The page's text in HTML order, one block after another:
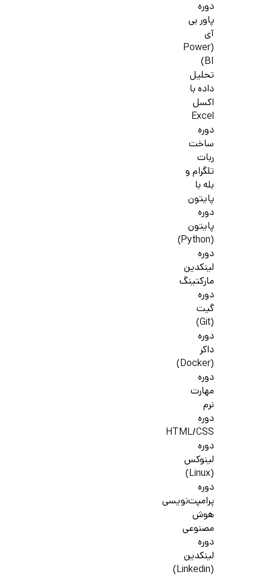
دوره
پاور بی
آی
(Power
BI)
تحلیل
داده با
اکسل
Excel
دوره
ساخت
ربات
تلگرام و
بله با
پایتون
دوره
پایتون
(Python)
دوره
لینکدین
مارکتینگ
دوره
گیت
(Git)
دوره
داکر
(Docker)
دوره
مهارت
نرم
دوره
HTML/CSS
دوره
لینوکس
(Linux)
دوره
پرامپت‌نویسی
هوش
مصنوعی
دوره
لینکدین
(Linkedin)